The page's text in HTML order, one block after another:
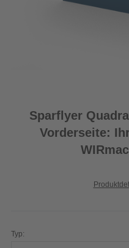
Sparflyer
Vorderseite:
Typ: